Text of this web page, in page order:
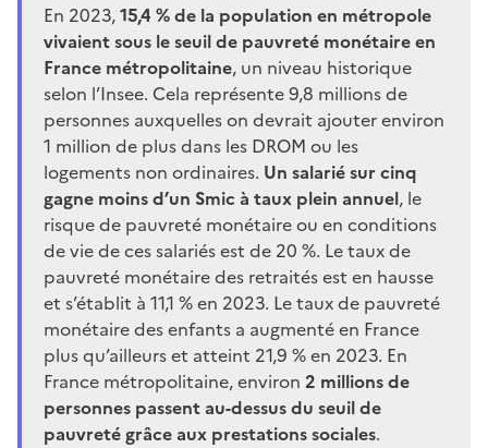
En 2023,15,4 % de la population en métropole
vivaient sous le seuil de pauvreté monétaire en
France métropolitaine, un niveau historique
selon l’Insee. Cela représente 9,8 millions de
personnes auxquelles on devrait ajouter environ
1 million de plus dans les DROM ou les
logements non ordinaires. Un salarié sur cinq
gagne moins d’un Smic à taux plein annuel, le
risque de pauvreté monétaire ou en conditions
de vie de ces salariés est de 20 %. Le taux de
pauvreté monétaire des retraités est en hausse
et s’établit à 11,1 % en 2023. Le taux de pauvreté
monétaire des enfants a augmenté en France
plus qu’ailleurs et atteint 21,9 % en 2023. En
France métropolitaine, environ 2 millions de
personnes passent au-dessus du seuil de
pauvreté grâce aux prestations sociales.